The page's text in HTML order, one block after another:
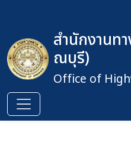
สำนักงานท
ณบุรี)
Office of